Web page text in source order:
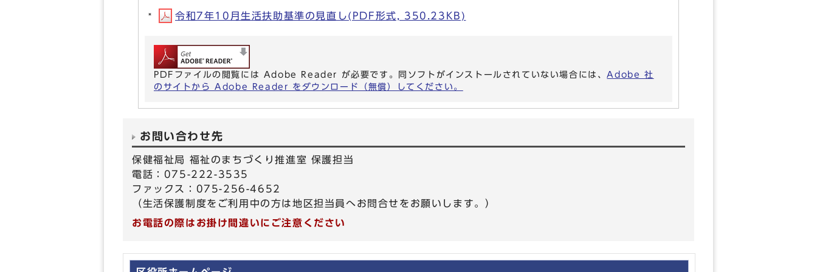
令和7年10月生活扶助基準の見直し(PDF形式, 350.23KB)
PDFファイルの閲覧には Adobe Reader が必要です。同ソフトがインストールされていない場合には、Adobe 社
のサイトから Adobe Reader をダウンロード（無償）してください。
お問い合わせ先
保健福祉局 福祉のまちづくり推進室 保護担当
電話：075-222-3535
ファックス：075-256-4652
（生活保護制度をご利用中の方は地区担当員へお問合せをお願いします。）
お電話の際はお掛け間違いにご注意ください